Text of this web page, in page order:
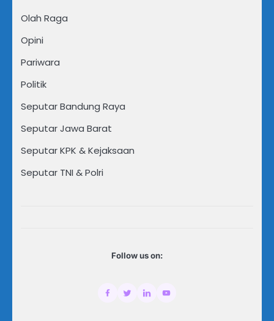
Olah Raga
Opini
Pariwara
Politik
Seputar Bandung Raya
Seputar Jawa Barat
Seputar KPK & Kejaksaan
Seputar TNI & Polri
Follow us on: